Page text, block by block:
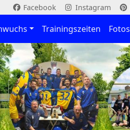
Facebook Instagram
Trainingszeiten Fotos